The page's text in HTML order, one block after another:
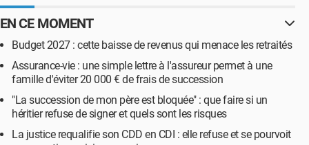
EN CE MOMENT
Budget 2027 : cette baisse de revenus qui menace les retraités
Assurance-vie : une simple lettre à l'assureur permet à une
famille d'éviter 20 000 € de frais de succession
"La succession de mon père est bloquée" : que faire si un
héritier refuse de signer et quels sont les risques
La justice requalifie son CDD en CDI : elle refuse et se pourvoit